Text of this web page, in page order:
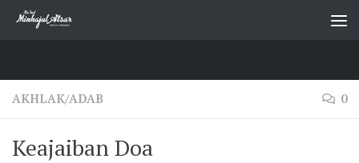
Skip to content
AKHLAK/ADAB 0
Keajaiban Doa